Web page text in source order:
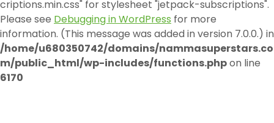
criptions.min.css" for stylesheet "jetpack-subscriptions".
Please see Debugging in WordPress for more
information. (This message was added in version 7.0.0.) in
/home/u680350742/domains/nammasuperstars.co
m/public_html/wp-includes/functions.phpon line
6170